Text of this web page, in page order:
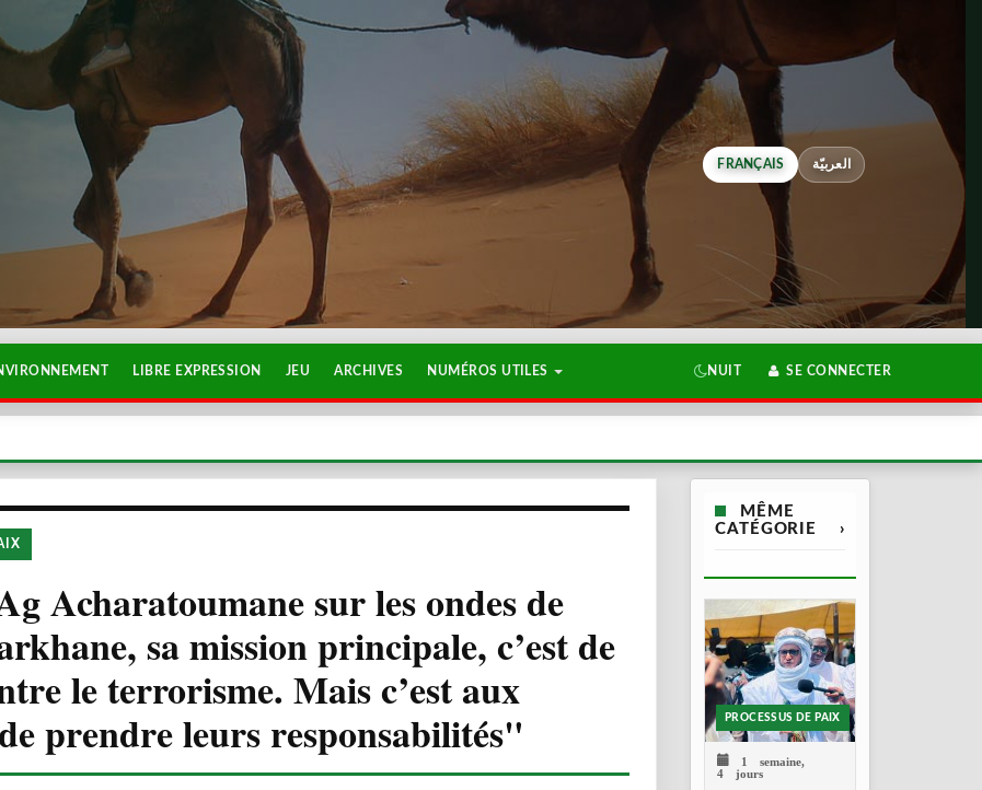
FRANÇAIS العربيّة
LIBRE EXPRESSION JEU ARCHIVES NUMÉROS UTILES NUIT SE CONNECTER
Acharatoumane sur les ondes de
sa mission principale, c’est de
le terrorisme. Mais c’est aux
prendre leurs responsabilités"
MÊME
CATÉGORIE
›
PROCESSUS DE PAIX
1 semaine,
4 jours